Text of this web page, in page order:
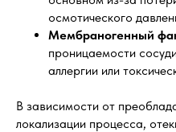
осмотического
Мембраногенный
проницаемости
аллергии или
В зависимости от
локализации процесса,